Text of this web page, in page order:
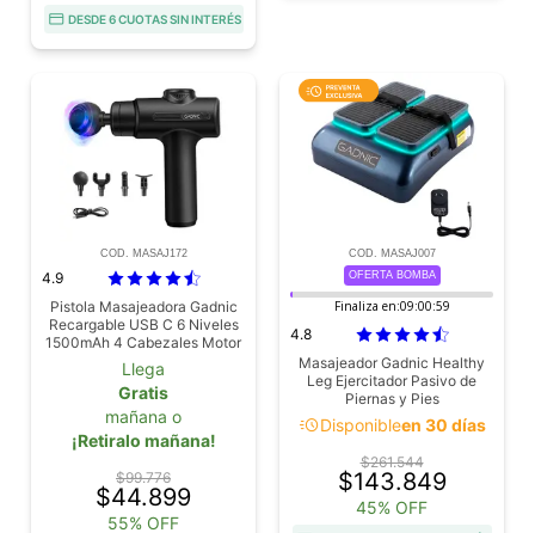
DESDE 6 CUOTAS SIN INTERÉS
COD. MASAJ172
4.9
Pistola Masajeadora Gadnic
Recargable USB C 6 Niveles
1500mAh 4 Cabezales Motor
Silencioso Recovery
Llega
Gratis
mañana o
¡Retiralo mañana!
$99.776
$44.899
55% OFF
COD. MASAJ007
OFERTA BOMBA
Finaliza en:09:00:58
4.8
Masajeador Gadnic Healthy
Leg Ejercitador Pasivo de
Piernas y Pies
acuteDisponibleen 30 días
$261.544
$143.849
45% OFF